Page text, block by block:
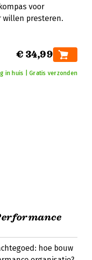
voor
willen presteren.
€ 34,99
in huis | Gratis verzonden
hoe bouw